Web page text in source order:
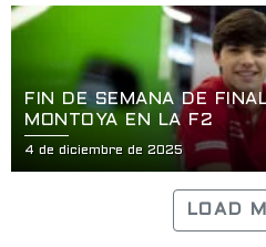
FIN DE SEMANA DE
MONTOYA EN LA F2
4 de diciembre de 2025
LOAD